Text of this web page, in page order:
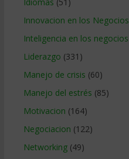
Innovacion en los Negocios
Inteligencia en los negocios
Liderazgo (331)
Manejo de crisis (60)
Manejo del estrés (85)
Motivacion (164)
Negociacion (122)
Networking(49)